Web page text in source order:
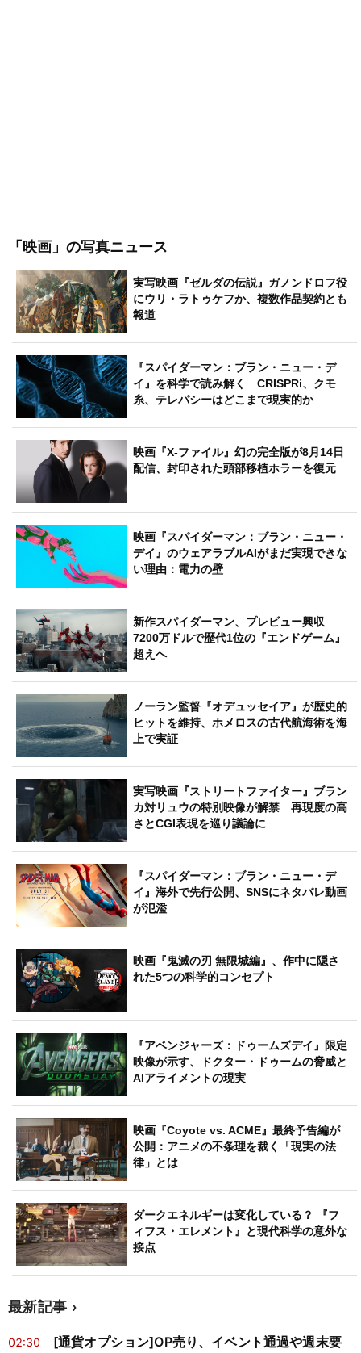
「映画」 の写真ニュース
実写映画『ゼルダの伝説』ガノンドロフ役
にウリ・ラトゥケフか、複数作品契約とも
報道
『スパイダーマン：ブラン・ニュー・デ
イ』を科学で読み解く CRISPRi、クモ
糸、テレパシーはどこまで現実的か
映画『X-ファイル』幻の完全版が8月14日
配信、封印された頭部移植ホラーを復元
映画『スパイダーマン：ブラン・ニュー・
デイ』のウェアラブルAIがまだ実現できな
い理由：電力の壁
新作スパイダーマン、プレビュー興収
7200万ドルで歴代1位の『エンドゲーム』
超えへ
ノーラン監督『オデュッセイア』が歴史的
ヒットを維持、ホメロスの古代航海術を海
上で実証
実写映画『ストリートファイター』ブラン
カ対リュウの特別映像が解禁 再現度の高
さとCGI表現を巡り議論に
『スパイダーマン：ブラン・ニュー・デ
イ』海外で先行公開、SNSにネタバレ動画
が氾濫
映画『鬼滅の刃 無限城編』、作中に隠さ
れた5つの科学的コンセプト
『アベンジャーズ：ドゥームズデイ』限定
映像が示す、ドクター・ドゥームの脅威と
AIアライメントの現実
映画『Coyote vs. ACME』最終予告編が
公開：アニメの不条理を裁く「現実の法
律」とは
ダークエネルギーは変化している？ 『フ
ィフス・エレメント』と現代科学の意外な
接点
最新記事
02:30 [通貨オプション]OP売り、イベント通過や週末要